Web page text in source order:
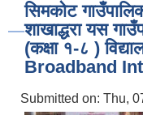
सिमकोट
शाखाद्धरा यस
(कक्षा १-८ )
Broadband
Submitted on: Thu,